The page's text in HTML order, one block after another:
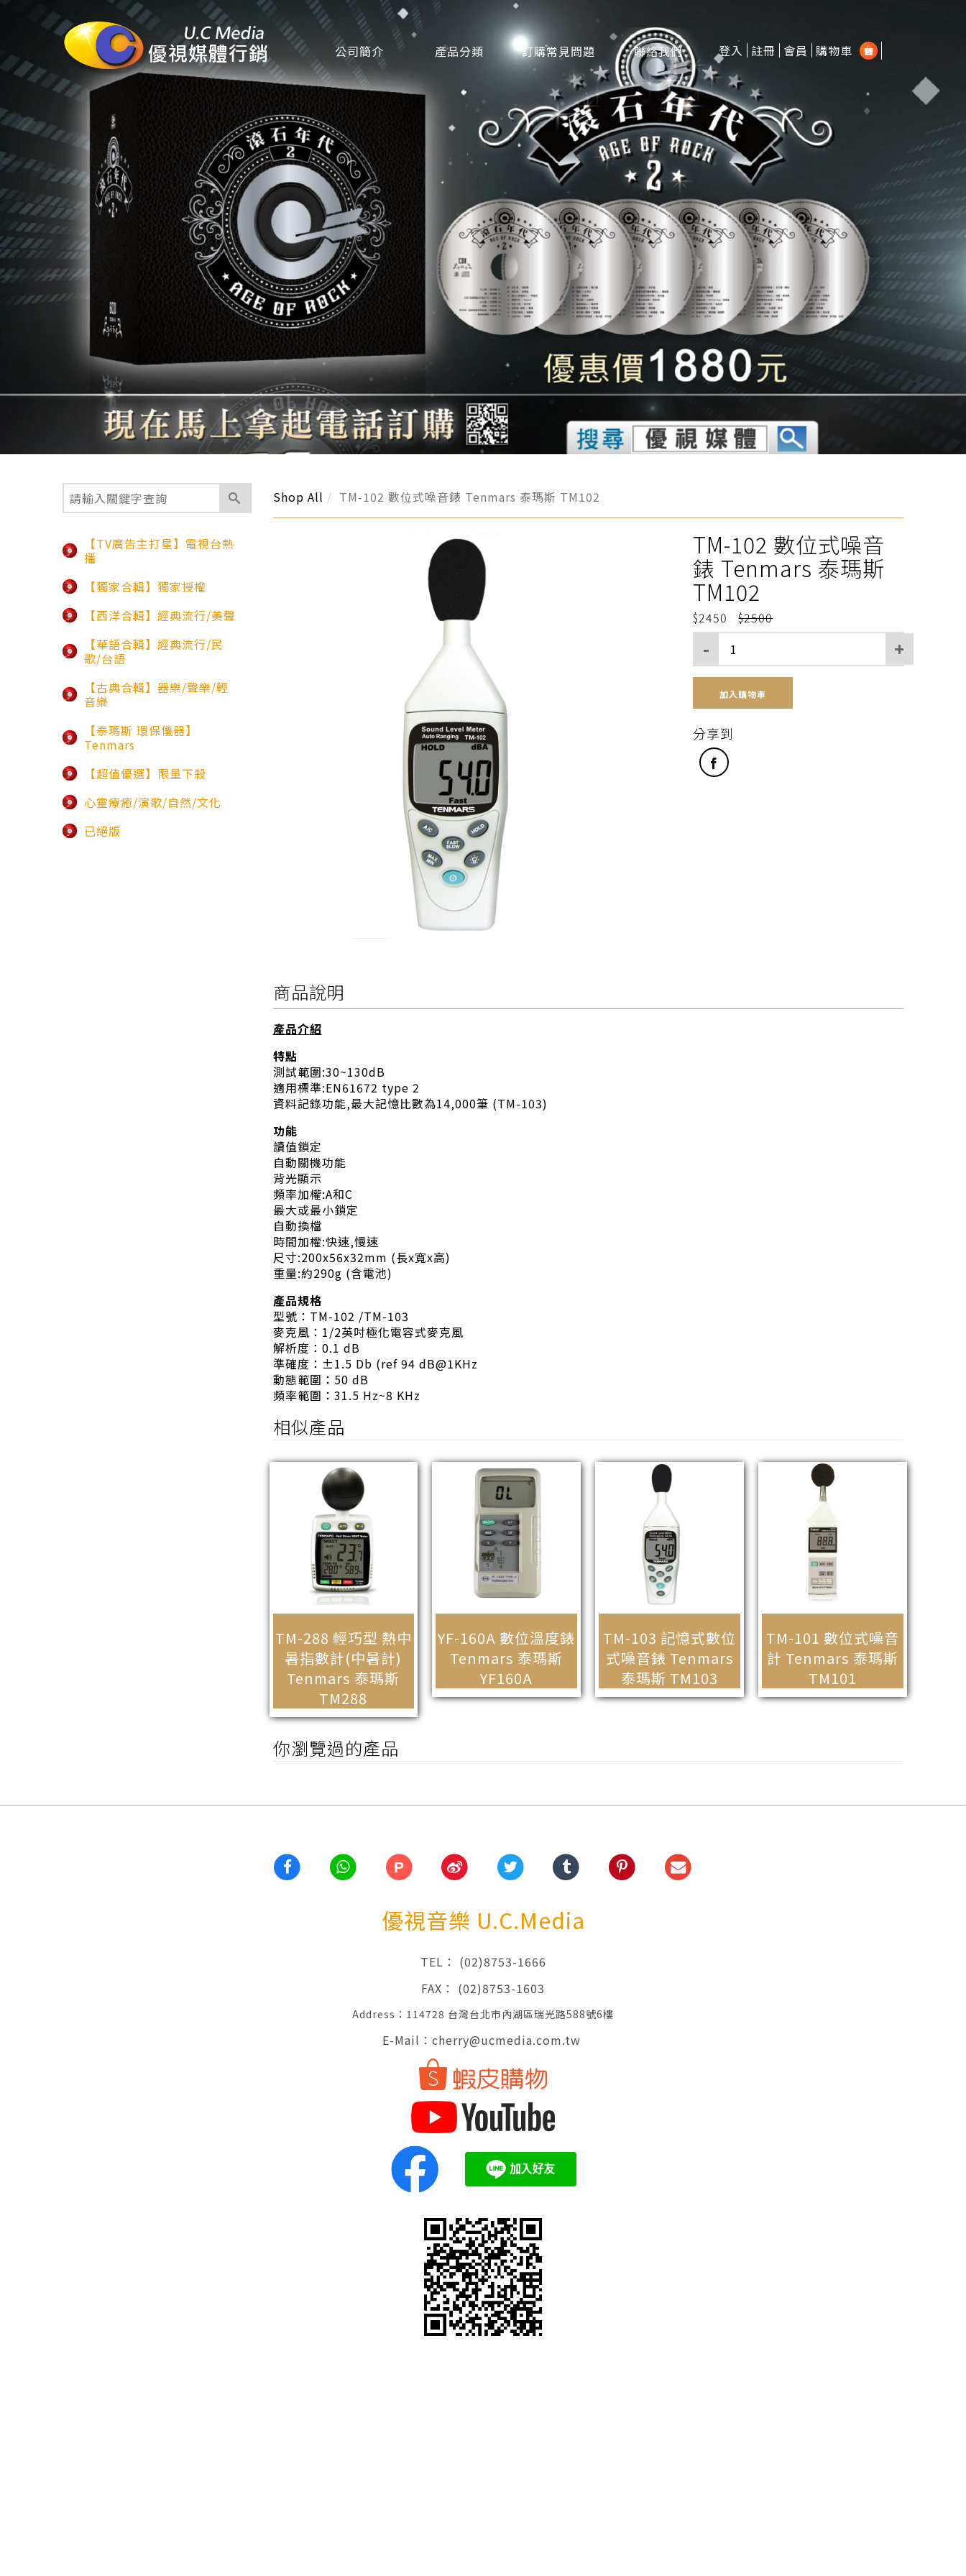
公司簡介 產品分類 訂購常見問題 聯絡我們 登入 註冊 會員 購物車
【TV廣告主打星】電視台熱
播
【獨家合輯】獨家授權
【西洋合輯】經典流行/美聲
【華語合輯】經典流行/民
歌/台語
【古典合輯】器樂/聲樂/輕
音樂
【泰瑪斯 環保儀器】
Tenmars
【超值優選】限量下殺
心靈療癒/演歌/自然/文化
已絕版
Shop All TM-102 數位式噪音錶 Tenmars 泰瑪斯 TM102
TM-102 數位式噪音
錶 Tenmars 泰瑪斯
TM102
2450 2500
加入購物車
分享到
商品說明
產品介紹
特點
測試範圍:30~130dB
適用標準:EN61672 type 2
資料記錄功能,最大記憶比數為14,000筆 (TM-103)
功能
讀值鎖定
自動關機功能
背光顯示
頻率加權:A和C
最大或最小鎖定
自動換檔
時間加權:快速,慢速
尺寸:200x56x32mm (長x寬x高)
重量:約290g (含電池)
產品規格
型號：TM-102 /TM-103
麥克風：1/2英吋極化電容式麥克風
解析度：0.1 dB
準確度：±1.5 Db (ref 94 dB@1KHz
動態範圍：50 dB
頻率範圍：31.5 Hz~8 KHz
相似產品
TM-288 輕巧型 熱中
暑指數計(中暑計)
Tenmars 泰瑪斯
TM288
YF-160A 數位溫度錶
Tenmars 泰瑪斯
YF160A
TM-103 記憶式數位
式噪音錶 Tenmars
泰瑪斯 TM103
TM-101 數位式噪音
計 Tenmars 泰瑪斯
TM101
你瀏覽過的產品
P
優視音樂 U.C.Media
TEL： (02)8753-1666
FAX： (02)8753-1603
Address：114728 台灣台北市內湖區瑞光路588號6樓
E-Mail：cherry@ucmedia.com.tw